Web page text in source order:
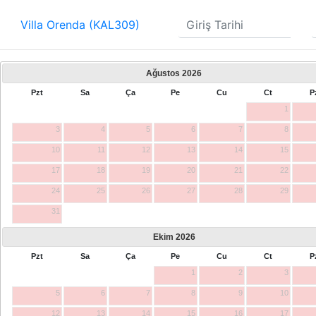
Villa Orenda (KAL309)
Ağustos 2026
Pzt Sa Ça Pe Cu Ct
1
3 4 5 6 7 8
10 11 12 13 14 15
17 18 19 20 21 22
24 25 26 27 28 29
31
Ekim 2026
Pzt Sa Ça Pe Cu Ct
1
2 3
5 6 7 8 9 10
12 13 14 15 16 17